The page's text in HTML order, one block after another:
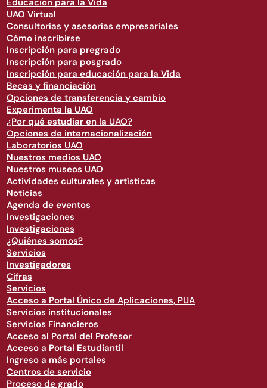
Educación para la Vida
UAO Virtual
Consultorías y asesorías empresariales
Cómo inscribirse
Inscripción para pregrado
Inscripción para posgrado
Inscripción para educación para la Vida
Becas y financiación
Opciones de transferencia y cambio
Experimenta la UAO
¿Por qué estudiar en la UAO?
Opciones de internacionalización
Laboratorios UAO
Nuestros medios UAO
Nuestros museos UAO
Actividades culturales y artísticas
Noticias
Agenda de eventos
Investigaciones
Investigaciones
¿Quiénes somos?
Servicios
Investigadores
Cifras
Servicios
Acceso a Portal Único de Aplicaciones, PUA
Servicios institucionales
Servicios Financieros
Acceso al Portal del Profesor
Acceso a Portal Estudiantil
Ingreso a más portales
Centros de servicio
Proceso de grado